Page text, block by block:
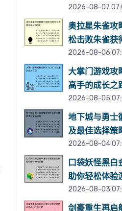
2026-08-07
奥拉星朱雀攻
松击败朱雀获
2026-08-06
大掌门游戏攻
高手的成长之
2026-08-05
地下城与勇士
及最佳选择策
2026-08-04
口袋妖怪黑白
助你轻松体验
2026-08-03
剑豪重生再启